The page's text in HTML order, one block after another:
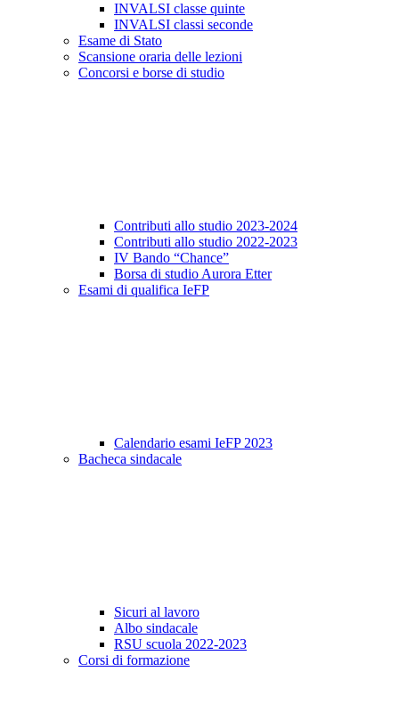
INVALSI classe quinte
INVALSI classi seconde
Esame di Stato
Scansione oraria delle lezioni
Concorsi e borse di studio
Contributi allo studio 2023-2024
Contributi allo studio 2022-2023
IV Bando “Chance”
Borsa di studio Aurora Etter
Esami di qualifica IeFP
Calendario esami IeFP 2023
Bacheca sindacale
Sicuri al lavoro
Albo sindacale
RSU scuola 2022-2023
Corsi di formazione